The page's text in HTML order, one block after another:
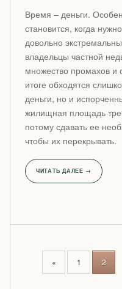
Время – деньги.
становится, когда
довольно
владельцы частной
множество промахов и
итоге обходятся
деньги, но и
жилищная площадь
потому сдавать ее
чтобы их перекрывать.
ЧИТАТЬ ДАЛЕЕ →
« 1 2